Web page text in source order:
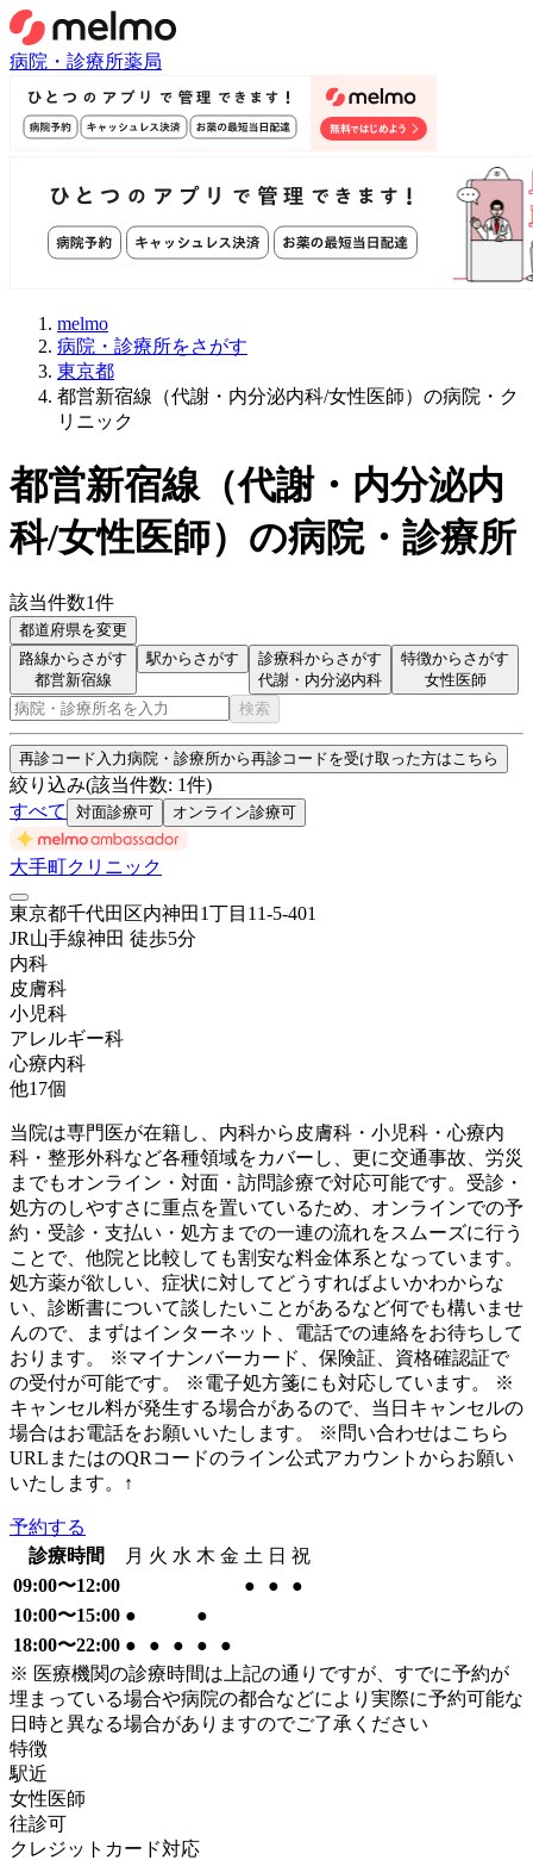
病院・診療所薬局
melmo
病院・診療所をさがす
東京都
都営新宿線（代謝・内分泌内科/女性医師）の病院・ク
リニック
都営新宿線（代謝・内分泌内
科/女性医師） の病院・診療所
該当件数1件
都道府県を変更
路線からさがす
都営新宿線
駅からさがす
診療科からさがす
代謝・内分泌内科
特徴からさがす
女性医師
検索
再診コード入力病院・診療所から再診コードを受け取った方はこちら
絞り込み(該当件数: 1件)
すべて
対面診療可 オンライン診療可
大手町クリニック
東京都千代田区内神田1丁目11-5-401
JR山手線神田 徒歩5分
内科
皮膚科
小児科
アレルギー科
心療内科
他17個
当院は専門医が在籍し、内科から皮膚科・小児科・心療内
科・整形外科など各種領域をカバーし、更に交通事故、労災
までもオンライン・対面・訪問診療で対応可能です。受診・
処方のしやすさに重点を置いているため、オンラインでの予
約・受診・支払い・処方までの一連の流れをスムーズに行う
ことで、他院と比較しても割安な料金体系となっています。
処方薬が欲しい、症状に対してどうすればよいかわからな
い、診断書について談したいことがあるなど何でも構いませ
んので、まずはインターネット、電話での連絡をお待ちして
おります。 ※マイナンバーカード、保険証、資格確認証で
の受付が可能です。 ※電子処方箋にも対応しています。 ※
キャンセル料が発生する場合があるので、当日キャンセルの
場合はお電話をお願いいたします。 ※問い合わせはこちら
URLまたはのQRコードのライン公式アカウントからお願い
いたします。↑
予約する
診療時間
月 火 水 木 金 土 日 祝
09:00〜12:00
● ●
●
10:00〜15:00 ●
●
18:00〜22:00 ● ● ● ●
●
※ 医療機関の診療時間は上記の通りですが、すでに予約が
埋まっている場合や病院の都合などにより実際に予約可能な
日時と異なる場合がありますのでご了承ください
特徴
駅近
女性医師
往診可
クレジットカード対応